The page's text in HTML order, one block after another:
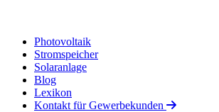
Photovoltaik
Stromspeicher
Solaranlage
Blog
Lexikon
Kontakt für Gewerbekunden